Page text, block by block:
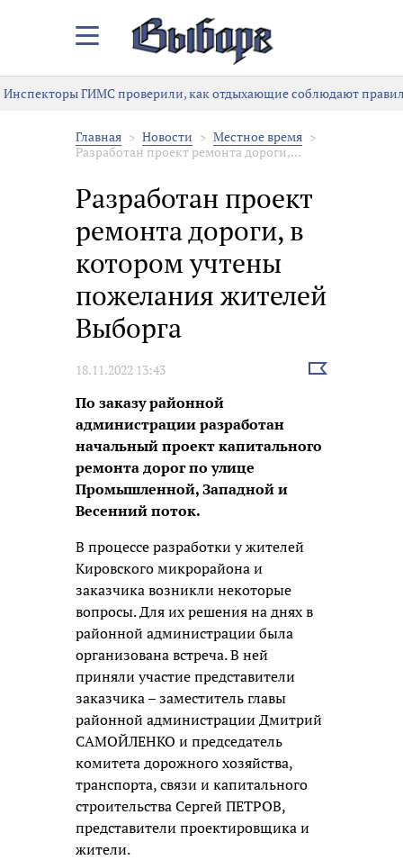
Закрыть/
меню
Инспекторы ГИМС проверили, как отдыхающие соблюдают
Главная Новости
Местное время
Разработан проект ремонта дороги,...
Разработан проект
ремонта дороги, в
котором учтены
пожелания жителей
Выборга
18.11.2022 13:43
Выбрать
По заказу районной
администрации разработан
начальный проект капитального
ремонта дорог по улице
Промышленной, Западной и
Весенний поток.
В процессе разработки у жителей
Кировского микрорайона и
заказчика возникли некоторые
вопросы. Для их решения на днях в
районной администрации была
организована встреча. В ней
приняли участие представители
заказчика – заместитель главы
районной администрации Дмитрий
САМОЙЛЕНКО и председатель
комитета дорожного хозяйства,
транспорта, связи и капитального
строительства Сергей ПЕТРОВ,
представители проектировщика и
жители.